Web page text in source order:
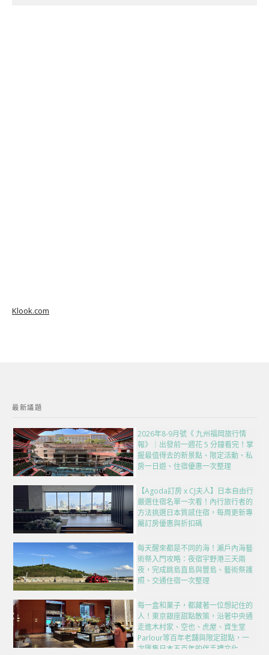
Klook.com
最新議題
2026年8-9月號《 九州福岡旅行情
報》｜出發前一週花 5 分鐘看完！掌
握最值得去的新景點、限定活動、私
房一日遊、住宿優惠一次整理
【Agoda訂房 x CJ夫人】日本自由行
嚴選住宿名單一次看！內行旅行者的
方法挑選日本質感住宿，每周更新專
屬訂房優惠與折扣碼
每天醒來都是不同的海！瀨戶內海藝
術祭入門攻略：夜宿宇野港三天兩
夜，完成跳島直島與豐島、藝術祭護
照、交通住宿一次整理
每一盒和菓子，都藏著一位想記住的
人！東京銀座甜點散策，沿著中央通
走進木村家、空也、虎屋、資生堂
Parlour等百年老舖與限定甜點，一
次匯集日本五百年的伴手禮文化